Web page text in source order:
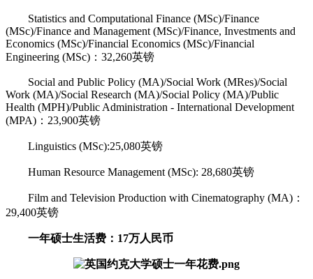
Statistics and Computational Finance (MSc)/Finance
(MSc)/Finance and Management (MSc)/Finance, Investments and
Economics (MSc)/Financial Economics (MSc)/Financial
Engineering (MSc)：32,260英镑
Social and Public Policy (MA)/Social Work (MRes)/Social
Work (MA)/Social Research (MA)/Social Policy (MA)/Public
Health (MPH)/Public Administration - International Development
(MPA)：23,900英镑
Linguistics (MSc):25,080英镑
Human Resource Management (MSc): 28,680英镑
Film and Television Production with Cinematography (MA)：
29,400英镑
一年硕士生活费：17万人民币